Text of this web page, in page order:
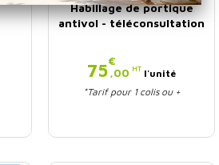
Habillage de portique
antivol - téléconsultation
Prix
75€
,00 HT l'unité
*Tarif pour 1 colis ou +